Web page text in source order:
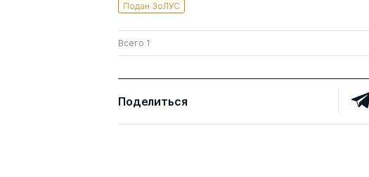
Подан ЗоЛУС
Всего 1
Поделиться